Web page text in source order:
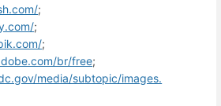
;
;
;
br/free;
media/subtopic/images.